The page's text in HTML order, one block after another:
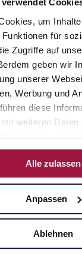
verwendet
um
für
Zugriffe auf
geben wir
unserer
Werbung und
diese
weiteren
hast oder die
gesammelt
Alle zulassen
Anpassen
Ablehnen
abstimmt,
nach seinen
andere, das
Arzt oder
die
oder
zurückliegt.
90 St. • 0,21 € /
Pflichtangaben
18,97€